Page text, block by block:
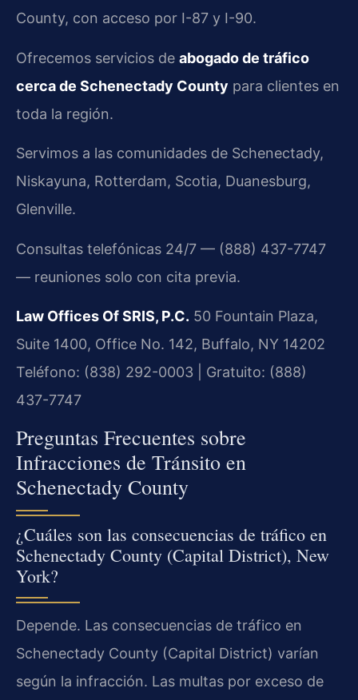
County, con acceso por I-87 y I-90.
Ofrecemos servicios de abogado de tráfico
cerca de Schenectady County para clientes en
toda la región.
Servimos a las comunidades de Schenectady,
Niskayuna, Rotterdam, Scotia, Duanesburg,
Glenville.
Consultas telefónicas 24/7 — (888) 437-7747
— reuniones solo con cita previa.
Law Offices Of SRIS, P.C. 50 Fountain Plaza,
Suite 1400, Office No. 142, Buffalo, NY 14202
Teléfono: (838) 292-0003 | Gratuito: (888)
437-7747
Preguntas Frecuentes sobre
Infracciones de Tránsito en
Schenectady County
¿Cuáles son las consecuencias de tráfico en
Schenectady County (Capital District), New
York?
Depende. Las consecuencias de tráfico en
Schenectady County (Capital District) varían
según la infracción. Las multas por exceso de